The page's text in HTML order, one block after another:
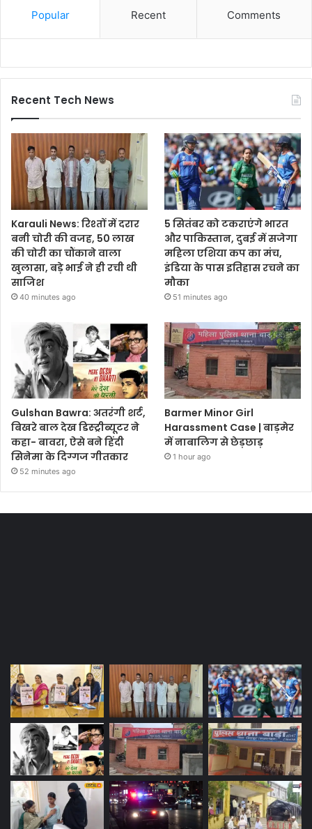
Popular Recent Comments
Recent Tech News
Karauli News: रिश्तों में दरार
बनी चोरी की वजह, 50 लाख
की चोरी का चौंकाने वाला
खुलासा, बड़े भाई ने ही रची थी
साजिश
40 minutes ago
5 सितंबर को टकराएंगे भारत
और पाकिस्तान, दुबई में सजेगा
महिला एशिया कप का मंच,
इंडिया के पास इतिहास रचने का
मौका
51 minutes ago
Gulshan Bawra: अतरंगी शर्ट,
बिखरे बाल देख डिस्ट्रीब्यूटर ने
कहा- बावरा, ऐसे बने हिंदी
सिनेमा के दिग्गज गीतकार
52 minutes ago
Barmer Minor Girl
Harassment Case | बाड़मेर
में नाबालिग से छेड़छाड़
1 hour ago